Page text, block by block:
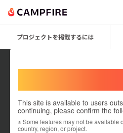
プロジェクトを掲載するには
This site is available to users
continuing, please confirm the
※ Some features may not be available
country, region, or project.